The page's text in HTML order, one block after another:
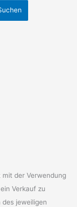
der Verwendung
Verkauf zu
jeweiligen